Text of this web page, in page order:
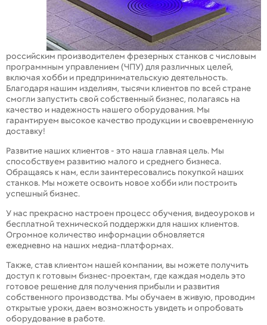
российским производителем фрезерных станков с числовым
программным управлением (ЧПУ) для различных целей,
включая хобби и предпринимательскую деятельность.
Благодаря нашим изделиям, тысячи клиентов по всей стране
смогли запустить свой собственный бизнес, полагаясь на
качество и надежность нашего оборудования. Мы
гарантируем высокое качество продукции и своевременную
доставку!
Развитие наших клиентов - это наша главная цель. Мы
способствуем развитию малого и среднего бизнеса.
Обращаясь к нам, если заинтересовались покупкой наших
станков. Мы можете освоить новое хобби или построить
успешный бизнес.
У нас прекрасно настроен процесс обучения, видеоуроков и
бесплатной технической поддержки для наших клиентов.
Огромное количество информации обновляется
ежедневно на наших медиа-платформах.
Также, став клиентом нашей компании, вы можете получить
доступ к готовым бизнес-проектам, где каждая модель это
готовое решение для получения прибыли и развития
собственного производства. Мы обучаем в живую, проводим
открытые уроки, даем возможность увидеть и опробовать
оборудование в работе.